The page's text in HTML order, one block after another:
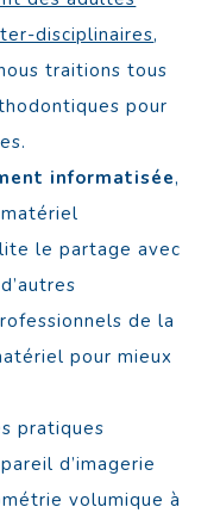
disciplinaires,
traitions tous
pour
informatisée,
le partage avec
de la
pour mieux
pratiques
d’imagerie
volumique à